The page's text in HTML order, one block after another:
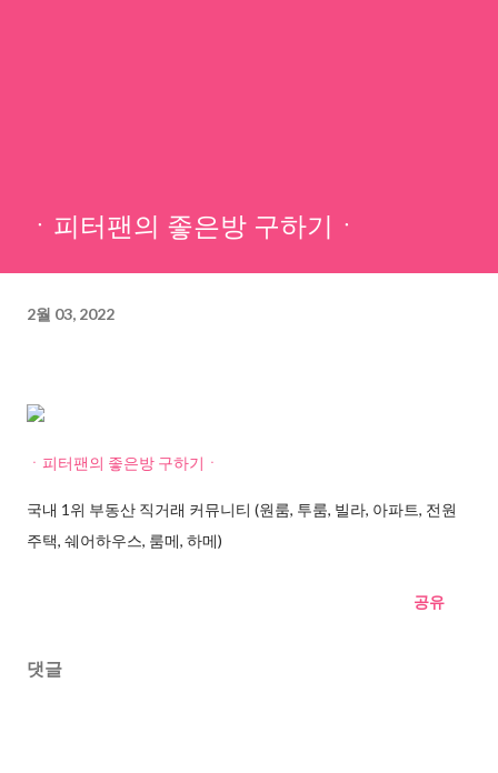
ㆍ피터팬의 좋은방 구하기ㆍ
2월 03, 2022
ㆍ피터팬의 좋은방 구하기ㆍ
국내 1위 부동산 직거래 커뮤니티 (원룸, 투룸, 빌라, 아파트, 전원
주택, 쉐어하우스, 룸메, 하메)
공유
댓글